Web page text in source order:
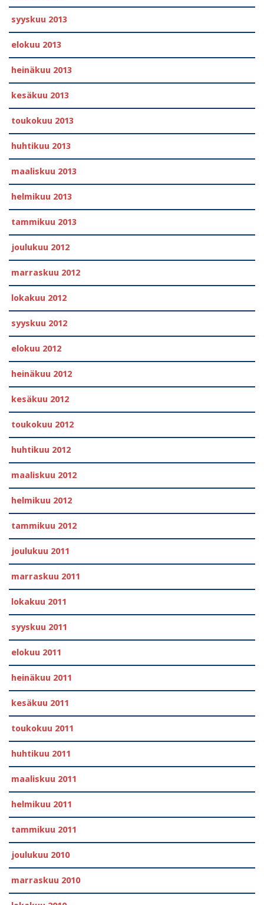
syyskuu 2013
elokuu 2013
heinäkuu 2013
kesäkuu 2013
toukokuu 2013
huhtikuu 2013
maaliskuu 2013
helmikuu 2013
tammikuu 2013
joulukuu 2012
marraskuu 2012
lokakuu 2012
syyskuu 2012
elokuu 2012
heinäkuu 2012
kesäkuu 2012
toukokuu 2012
huhtikuu 2012
maaliskuu 2012
helmikuu 2012
tammikuu 2012
joulukuu 2011
marraskuu 2011
lokakuu 2011
syyskuu 2011
elokuu 2011
heinäkuu 2011
kesäkuu 2011
toukokuu 2011
huhtikuu 2011
maaliskuu 2011
helmikuu 2011
tammikuu 2011
joulukuu 2010
marraskuu 2010